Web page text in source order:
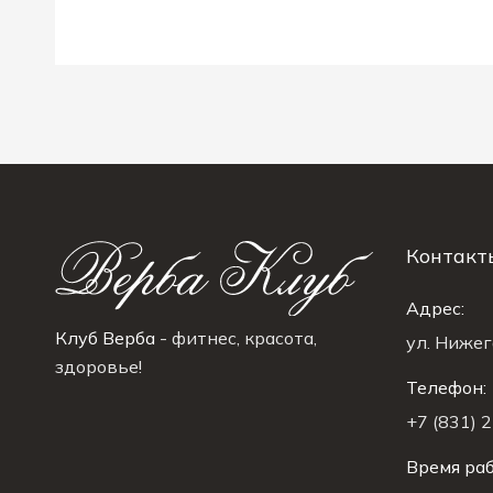
Клуб Верба - фитнес, красота,
здоровье!
Адрес:
ул.
Телефон:
+7 (831)
Время